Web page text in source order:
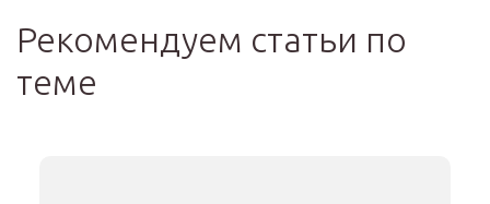
Рекомендуем статьи по
теме